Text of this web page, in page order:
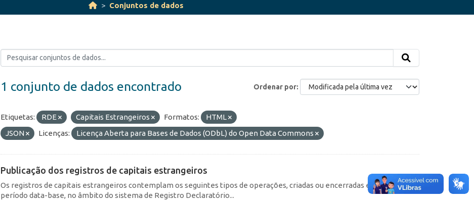
Conjuntos de dados
Ordenar por
1 conjunto de dados encontrado
Etiquetas: RDE Capitais Estrangeiros Formatos:
HTML
JSON
Licenças: Licença Aberta para Bases de Dados (ODbL) do Open Data Commons
Publicação dos registros de capitais estrangeiros
Os registros de capitais estrangeiros contemplam os seguintes tipos de operações, criadas ou encerradas em cada
período data-base, no âmbito do sistema de Registro Declaratório...